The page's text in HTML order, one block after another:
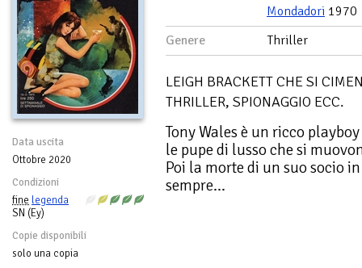
Data uscita
Ottobre 2020
Condizioni
fine legenda
SN (Ey)
Copie disponibili
solo una copia
Mondadori 1970
Genere
Thriller
LEIGH BRACKETT CHE SI
THRILLER, SPIONAGGIO ECC.
Tony Wales è un ricco
le pupe di lusso che si
Poi la morte di un suo socio
sempre...